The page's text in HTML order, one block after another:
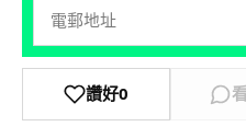
讚好0